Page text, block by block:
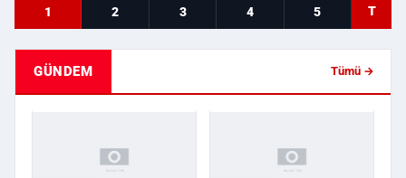
1 2 3 4 5 T
GÜNDEM Tümü →